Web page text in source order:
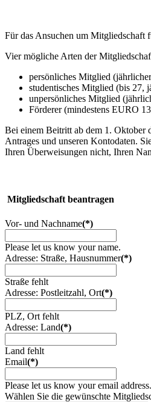
Für das Ansuchen um Mitgliedschaft
Vier mögliche Arten der
persönliches Mitglied
studentisches Mitglied (bis 27,
unpersönliches Mitglied
Förderer (mindestens EURO
Bei einem Beitritt ab dem 1. Oktober
Antrages und unseren Kontodaten.
Ihren Überweisungen nicht, Ihren
Mitgliedschaft beantragen
Vor- und Nachname(*)
Please let us know your name.
Adresse: Straße, Hausnummer(*)
Straße fehlt
Adresse: Postleitzahl, Ort(*)
PLZ, Ort fehlt
Adresse: Land(*)
Land fehlt
Email(*)
Please let us know your email address.
Wählen Sie die gewünschte